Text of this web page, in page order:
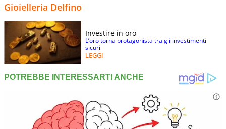
Gioielleria Delfino
Investire in oro
L’oro torna protagonista tra gli investimenti
sicuri
LEGGI